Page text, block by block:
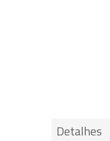
Detalhes